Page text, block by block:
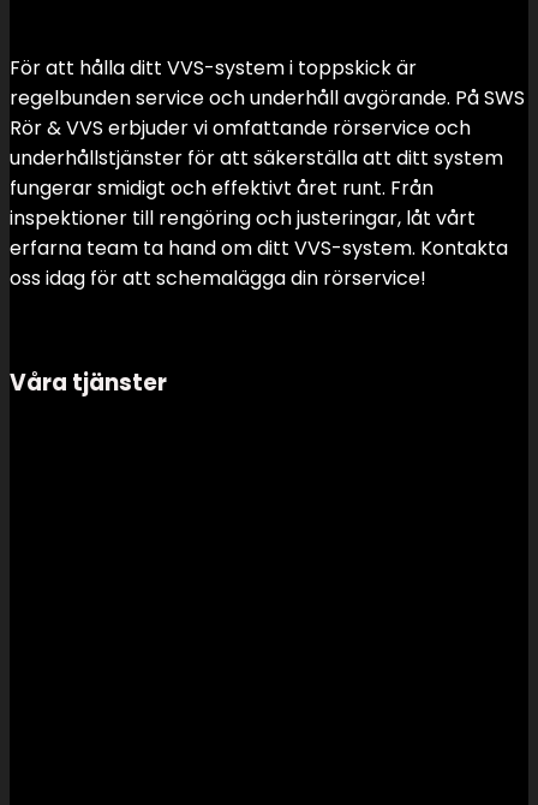
För att hålla ditt VVS-system i toppskick är
regelbunden service och underhåll avgörande. På SWS
Rör & VVS erbjuder vi omfattande rörservice och
underhållstjänster för att säkerställa att ditt system
fungerar smidigt och effektivt året runt. Från
inspektioner till rengöring och justeringar, låt vårt
erfarna team ta hand om ditt VVS-system. Kontakta
oss idag för att schemalägga din rörservice!
Våra tjänster